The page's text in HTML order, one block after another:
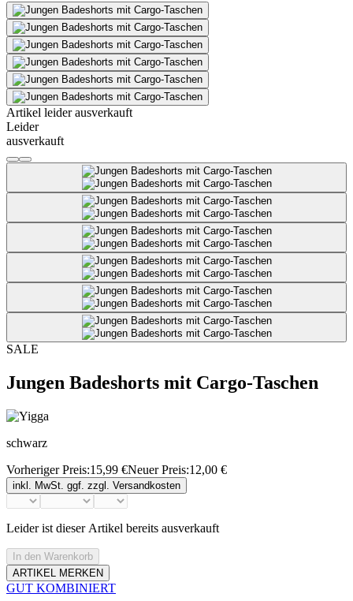
Artikel leider ausverkauft
Leider
ausverkauft
SALE
Jungen Badeshorts mit Cargo-Taschen
schwarz
Vorheriger Preis:15,99 €Neuer Preis:12,00 €
inkl. MwSt. ggf. zzgl. Versandkosten
Leider ist dieser Artikel bereits ausverkauft
In den Warenkorb
ARTIKEL MERKEN
GUT KOMBINIERT